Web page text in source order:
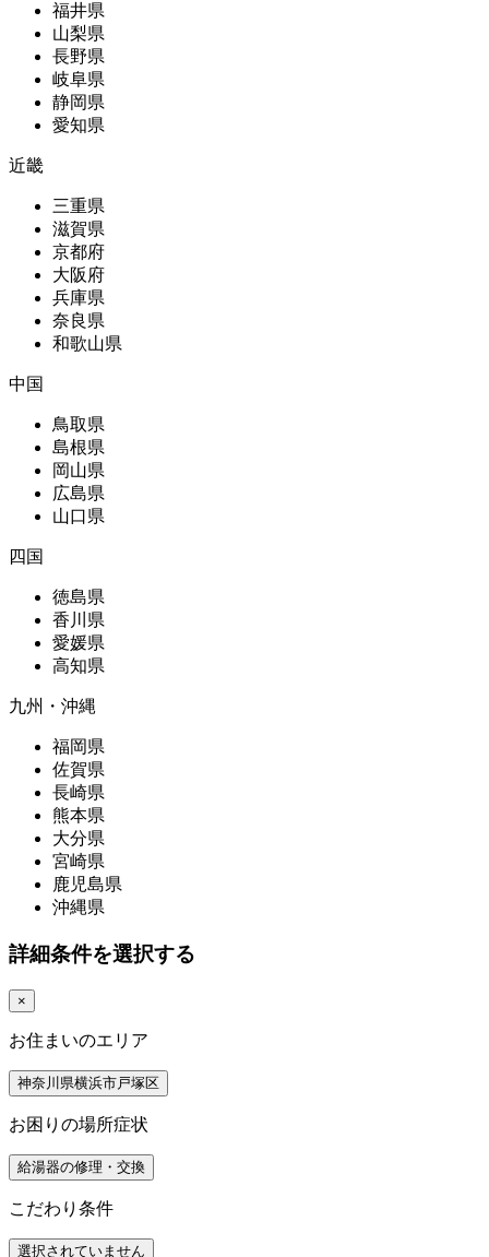
福井県
山梨県
長野県
岐阜県
静岡県
愛知県
近畿
三重県
滋賀県
京都府
大阪府
兵庫県
奈良県
和歌山県
中国
鳥取県
島根県
岡山県
広島県
山口県
四国
徳島県
香川県
愛媛県
高知県
九州・沖縄
福岡県
佐賀県
長崎県
熊本県
大分県
宮崎県
鹿児島県
沖縄県
詳細条件を選択する
×
お住まいのエリア
神奈川県横浜市戸塚区
お困りの場所症状
給湯器の修理・交換
こだわり条件
選択されていません